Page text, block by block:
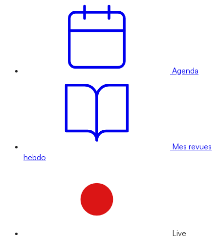
Agenda
Mes revues
hebdo
Live